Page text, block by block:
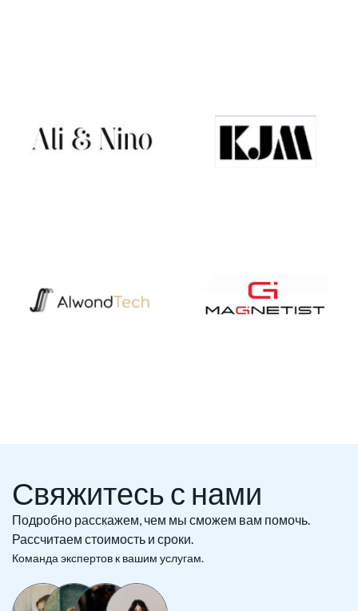
Свяжитесь с нами
Подробно расскажем, чем мы сможем вам помочь.
Рассчитаем стоимость и сроки.
Команда экспертов к вашим услугам.